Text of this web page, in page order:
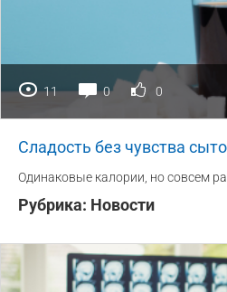
11 0 0
Сладость без чувства
Одинаковые калории, но совсем
Рубрика: Новости